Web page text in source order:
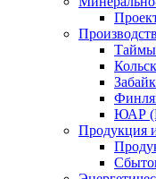
ЮАР
Продукция